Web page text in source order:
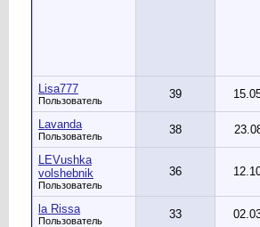
Lisa777
Пользователь 39
Lavanda
Пользователь 38
LEVushka
volshebnik
Пользователь
36
la Rissa
Пользователь 33